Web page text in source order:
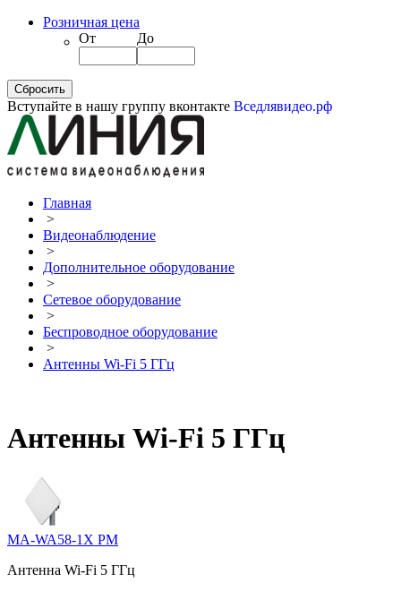
Розничная цена
От
До
Вступайте в нашу группу вконтакте Вседлявидео.рф
Главная
>
Видеонаблюдение
>
Дополнительное оборудование
>
Сетевое оборудование
>
Беспроводное оборудование
>
Антенны Wi-Fi 5 ГГц
Антенны Wi-Fi 5 ГГц
MA-WA58-1X PM
Антенна Wi-Fi 5 ГГц